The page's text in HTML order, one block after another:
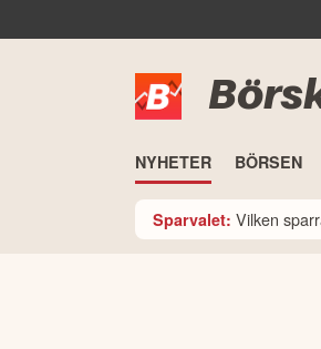
NYHETER BÖRSEN
Sparvalet: Vilken